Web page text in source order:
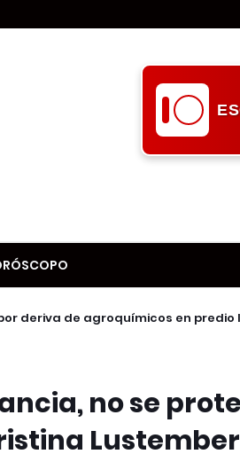
por deriva de agroquímicos en
no se